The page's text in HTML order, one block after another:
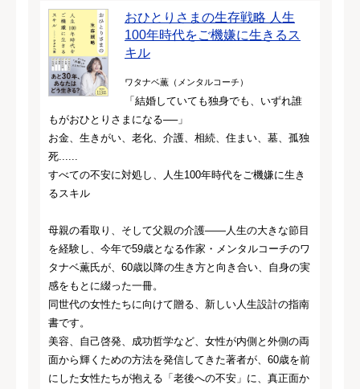
おひとりさまの生存戦略 人生
100年時代をご機嫌に生きるス
キル
ワタナベ薫（メンタルコーチ）
「結婚していても独身でも、いずれ誰
もがおひとりさまになる──」
お金、生きがい、老化、介護、相続、住まい、墓、孤独
死......
すべての不安に対処し、人生100年時代をご機嫌に生き
るスキル
母親の看取り、そして父親の介護――人生の大きな節目
を経験し、今年で59歳となる作家・メンタルコーチのワ
タナベ薫氏が、60歳以降の生き方と向き合い、自身の実
感をもとに綴った一冊。
同世代の女性たちに向けて贈る、新しい人生設計の指南
書です。
美容、自己啓発、成功哲学など、女性が内側と外側の両
面から輝くための方法を発信してきた著者が、60歳を前
にした女性たちが抱える「老後への不安」に、真正面か